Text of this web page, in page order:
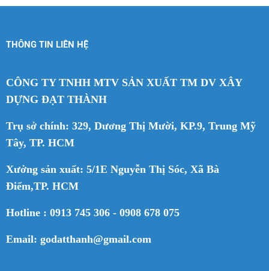
THÔNG TIN LIÊN HỆ
CÔNG TY TNHH MTV SẢN XUẤT TM DV XÂY
DỰNG ĐẠT THÀNH
Trụ sở chính: 329, Dương Thị Mười, KP.9, Trung Mỹ
Tây, TP. HCM
Xưởng sản xuất: 5/1E Nguyễn Thị Sóc, Xã Bà
Điểm,TP. HCM
Hotline : 0913 745 306 - 0908 678 075
Email: godatthanh@gmail.com